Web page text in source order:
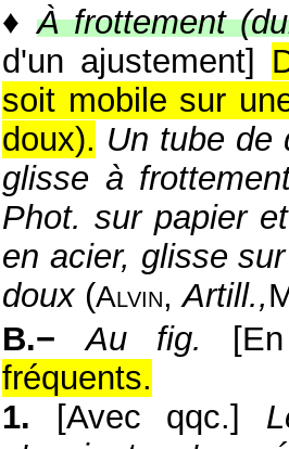
♦À frottement
d'un ajustement]
soit mobile sur
doux). Un tube de
glisse à
Phot. sur papier
en acier, glisse
doux(Alvin,Artill.,
B.−
Au fig.
fréquents.
1.
[Avec qqc.]